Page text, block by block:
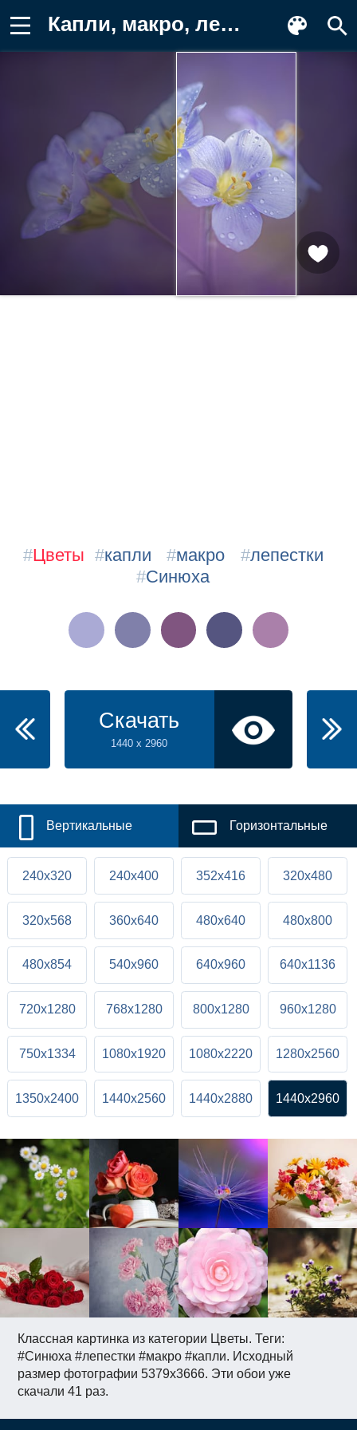
Капли, макро, лепестки, Синюха Заставка на телефон
Классная картинка из категории Цветы. Теги:
#Синюха #лепестки #макро #капли. Исходный
размер фотографии 5379x3666. Эти обои уже
скачали 41 раз.
#Цветы #капли #макро #лепестки
#Синюха
Скачать
1440 x 2960
Вертикальные Горизонтальные
240x320 240x400 352x416 320x480
320x568 360x640 480x640 480x800
480x854 540x960 640x960 640x1136
720x1280 768x1280 800x1280 960x1280
750x1334 1080x1920 1080x2220 1280x2560
1350x2400 1440x2560 1440x2880 1440x2960